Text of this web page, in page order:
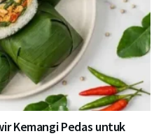
Kemangi Pedas untuk